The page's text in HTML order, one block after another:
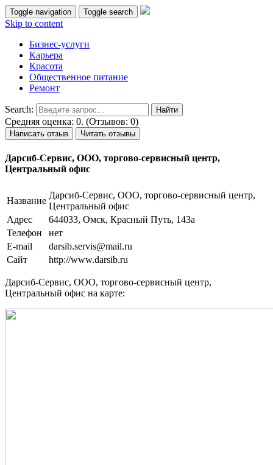
Toggle navigation Toggle search
Skip to content
Бизнес-услуги
Карьера
Красота
Общественное питание
Ремонт
Search:
Средняя оценка: 0. (Отзывов: 0)
Написать отзыв Читать отзывы
Дарсиб-Сервис, ООО, торгово-сервисный центр,
Центральный офис
Название
Дарсиб-Сервис, ООО, торгово-сервисный центр,
Центральный офис
Адрес
644033, Омск, Красный Путь, 143а
Телефон
нет
E-mail
darsib.servis@mail.ru
Сайт
http://www.darsib.ru
Дарсиб-Сервис, ООО, торгово-сервисный центр,
Центральный офис на карте: